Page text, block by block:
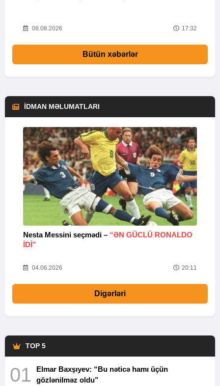
08.08.2026 17:32
Bütün xəbərlər
İDMAN MƏLUMATLARI
Nesta Messini seçmədi – “ƏN GÜCLÜ RONALDO
IDI”
04.06.2026 20:11
Digərləri
TOP 5
01
Elmar Baxşıyev: “Bu nəticə hamı üçün
gözlənilməz oldu”